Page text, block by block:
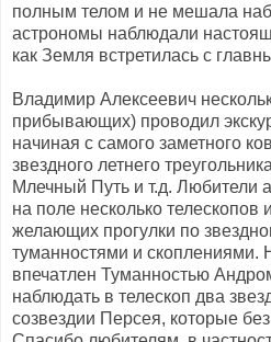
полным телом и не мешала
астрономы наблюдали
как Земля встретилась с
Владимир Алексеевич
прибывающих) проводил
начиная с самого заметного
звездного летнего
Млечный Путь и т.д. Любители
на поле несколько телескопов
желающих прогулки по
туманностями и скоплениями.
впечатлен Туманностью
наблюдать в телескоп два
созвездии Персея, которые